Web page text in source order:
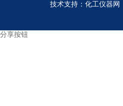
技术支持： 化工仪器网
分享按钮